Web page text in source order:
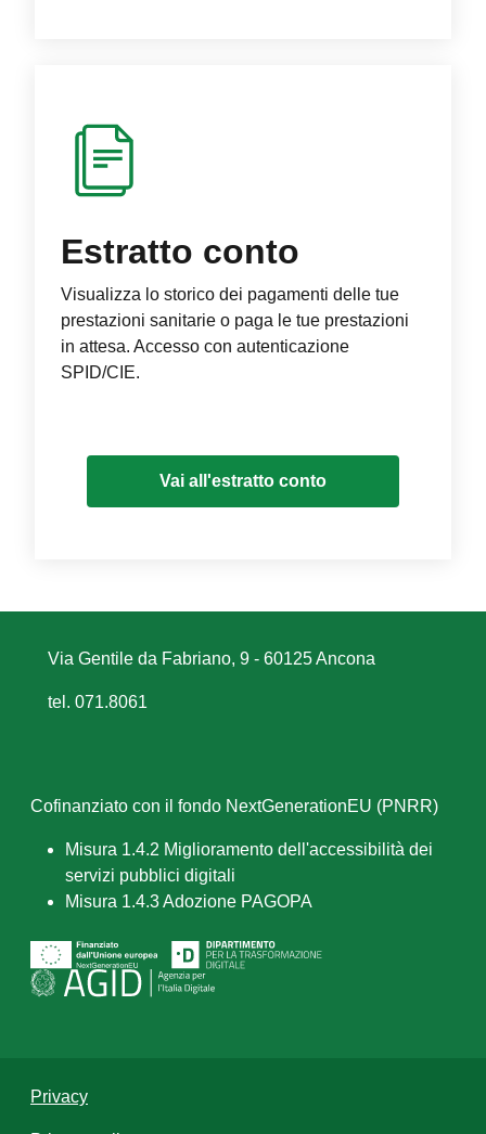
Estratto conto
Visualizza lo storico dei pagamenti delle tue
prestazioni sanitarie o paga le tue prestazioni
in attesa. Accesso con autenticazione
SPID/CIE.
Vai all'estratto conto
Via Gentile da Fabriano, 9 - 60125 Ancona
tel. 071.8061
Cofinanziato con il fondo NextGenerationEU (PNRR)
Misura 1.4.2 Miglioramento dell'accessibilità dei
servizi pubblici digitali
Misura 1.4.3 Adozione PAGOPA
Privacy